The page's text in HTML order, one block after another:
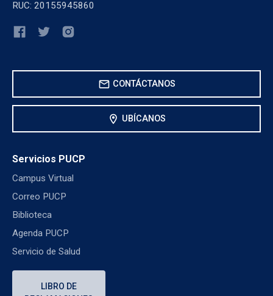
RUC: 20155945860
mail CONTÁCTANOS
location_on UBÍCANOS
Servicios PUCP
Campus Virtual
Correo PUCP
Biblioteca
Agenda PUCP
Servicio de Salud
LIBRO DE